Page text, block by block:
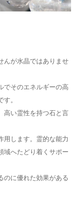
んが水晶ではありませ
でそのエネルギーの高
。
高い霊性を持つ石と言
用します。霊的な能力
域へたどり着くサポー
のに優れた効果がある